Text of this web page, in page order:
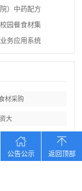
）中药配方
园餐食材集
务应用系统
材采购
大
送服务
理服务
公告公示 返回顶部